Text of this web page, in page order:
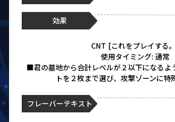
効果
CNT [これをプレイする
使用タイミング: 通常
■君の墓地から合計レベルが２以下になるよ
トを２枚まで選び、攻撃ゾーンに特
フレーバーテキスト